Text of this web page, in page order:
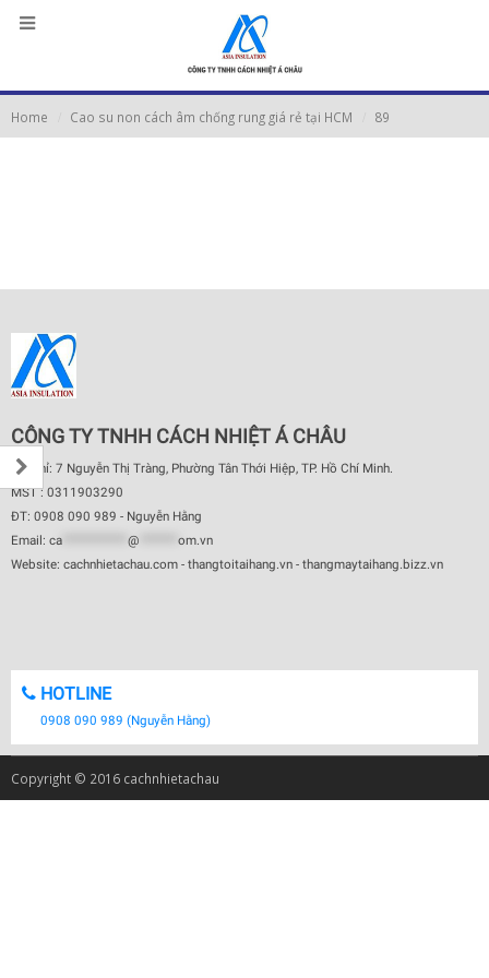
Home Cao su non cách âm chống rung giá rẻ tại HCM 89
CÔNG TY TNHH CÁCH NHIỆT Á CHÂU
Địa chỉ: 7 Nguyễn Thị Tràng, Phường Tân Thới Hiệp, TP. Hồ Chí Minh.
MST : 0311903290
ĐT: 0908 090 989 - Nguyễn Hằng
Email: ca @
om.vn
Website: cachnhietachau.com - thangtoitaihang.vn - thangmaytaihang.bizz.vn
HOTLINE
0908 090 989 (Nguyễn Hằng)
Copyright © 2016 cachnhietachau